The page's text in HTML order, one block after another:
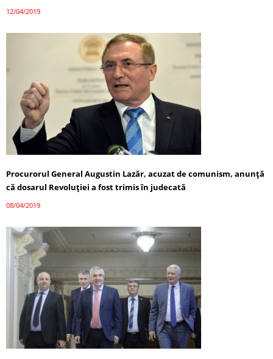
12/04/2019
Procurorul General Augustin Lazăr, acuzat de comunism, anunță
că dosarul Revoluţiei a fost trimis în judecată
08/04/2019